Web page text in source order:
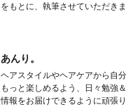
をもとに、執筆させていただきま
あんり。
ヘアスタイルやヘアケアから自
もっと楽しめるよう、日々勉強
情報をお届けできるように頑張